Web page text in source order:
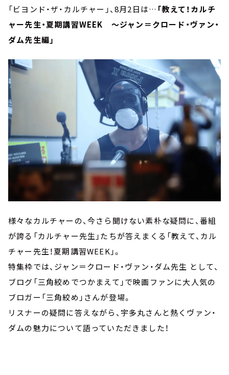
「ビヨンド・ザ・カルチャー」、8月2日は… 「教えて！カルチ
ャー先生・夏期講習WEEK ～ジャン＝クロード・ヴァン・
ダム先生編」
様々なカルチャーの、今さら聞けない素朴な疑問に、番組
が誇る「カルチャー先生」たちが答えまくる「教えて、カル
チャー先生！夏期講習WEEK」。
特集枠では、ジャン＝クロード・ヴァン・ダム先生 として、
ブログ「三角絞めでつかまえて」で映画ファンに大人気の
ブロガー「三角絞め」さんが登場。
リスナーの疑問に答えながら、宇多丸さんと熱くヴァン・
ダムの魅力について語っていただきました！